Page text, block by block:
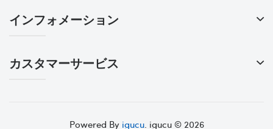
インフォメーション
カスタマーサービス
Powered By igucu. igucu © 2026